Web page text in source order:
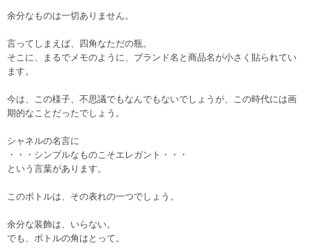
余分なものは一切ありません。
言ってしまえば、四角なただの瓶。
そこに、まるでメモのように、ブランド名と商品名が小さく貼られてい
ます。
今は、この様子、不思議でもなんでもないでしょうが、この時代には画
期的なことだったでしょう。
シャネルの名言に
・・・シンプルなものこそエレガント・・・
という言葉があります。
このボトルは、その表れの一つでしょう。
余分な装飾は、いらない。
でも、ボトルの角はとって。